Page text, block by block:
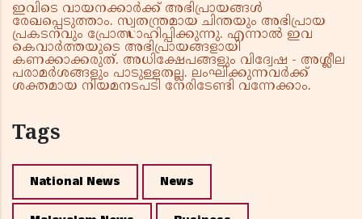
ഇവിടെ വായനക്കാർക്ക് അഭിപ്രായങ്ങൾ
രേഖപ്പെടുത്താം. സ്വതന്ത്രമായ ചിന്തയും അഭിപ്രായ
പ്രകടനവും പ്രോത്സാഹിപ്പിക്കുന്നു. എന്നാൽ ഇവ
കെവാർത്തയുടെ അഭിപ്രായങ്ങളായി
കണക്കാക്കരുത്. അധിക്ഷേപങ്ങളും വിദ്വേഷ - അശ്ലീല
പരാമർശങ്ങളും പാടുള്ളതല്ല. ലംഘിക്കുന്നവർക്ക്
ശക്തമായ നിയമനടപടി നേരിടേണ്ടി വന്നേക്കാം.
Tags
National News News